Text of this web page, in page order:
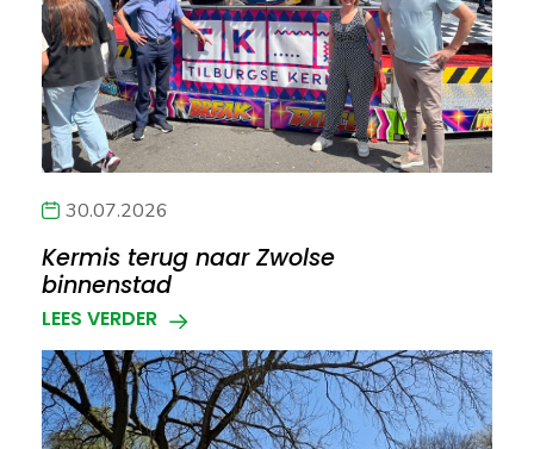
30.07.2026
Kermis terug naar Zwolse
binnenstad
LEES VERDER